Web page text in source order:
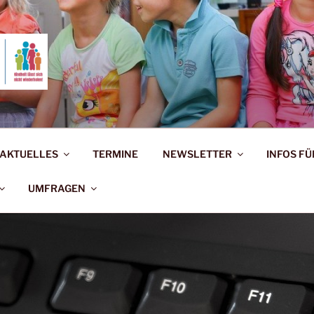
BAD
AKTUELLES TERMINE NEWSLETTER INFOS
UMFRAGEN